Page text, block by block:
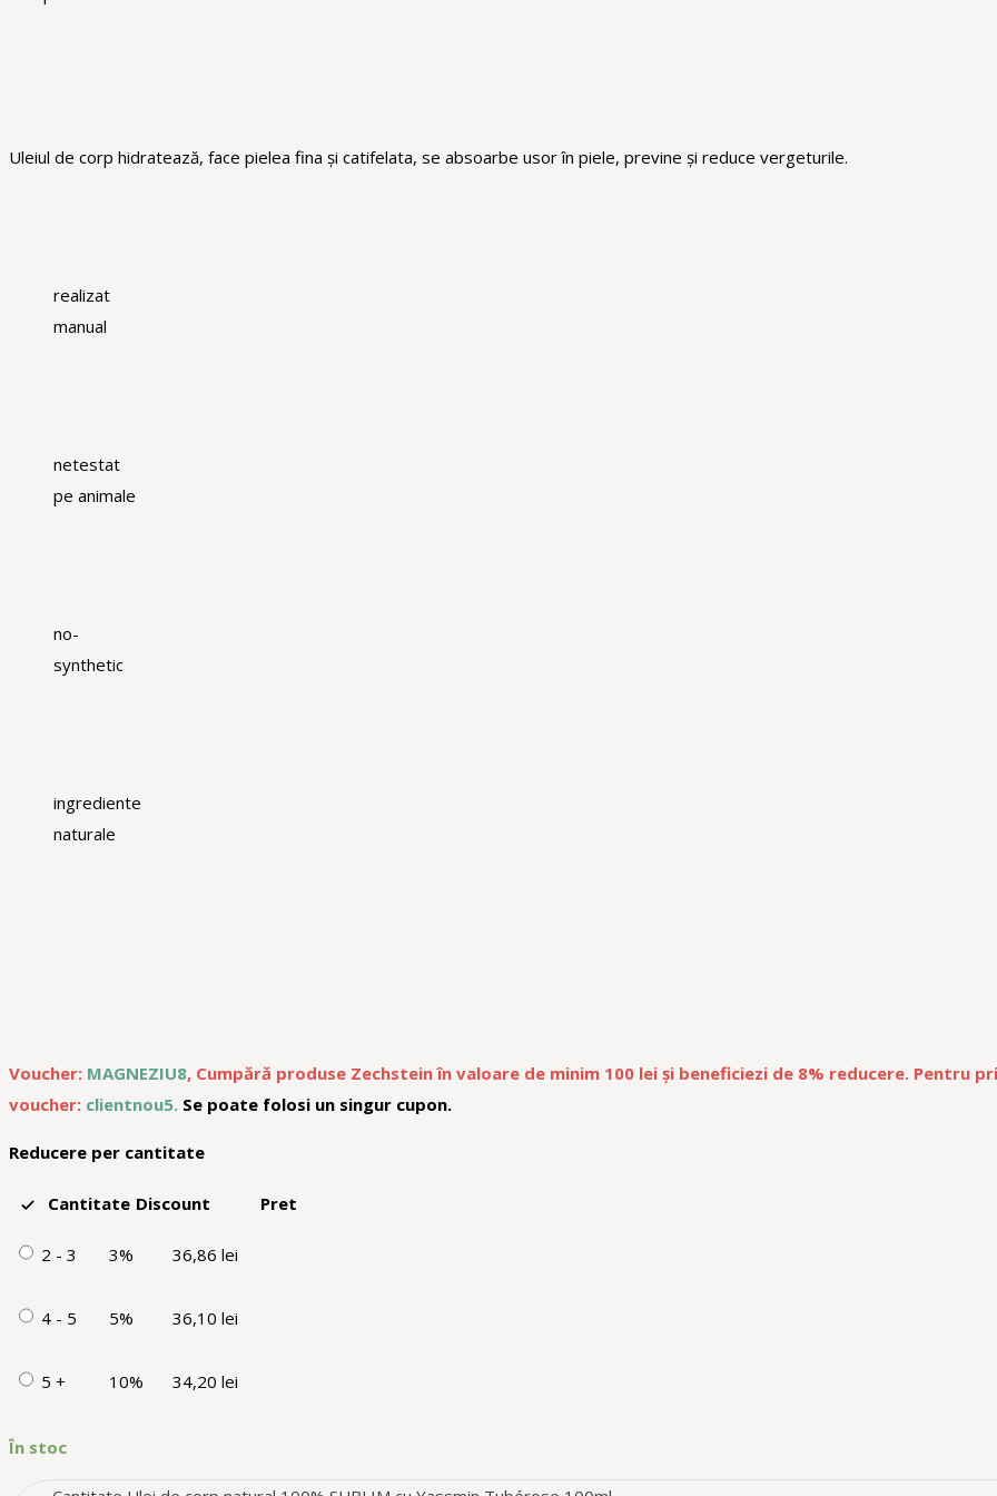
Uleiul de corp hidratează, face pielea fina și catifelata, se absoarbe usor în piele, previne și reduce vergeturile.
realizat
manual
netestat
pe animale
no-
synthetic
ingrediente
naturale
Voucher: MAGNEZIU8, Cumpără produse Zechstein în valoare de minim 100 lei și beneficiezi de 8% reducere. Pentru
voucher: clientnou5. Se poate folosi un singur cupon.
Reducere per cantitate
Cantitate Discount Pret
2 - 3 3% 36,86 lei
4 - 5 5% 36,10 lei
5 + 10% 34,20 lei
În stoc